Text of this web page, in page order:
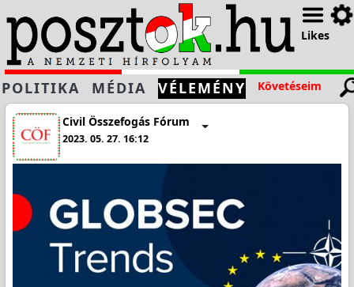
Likes
POLITIKA MÉDIA VÉLEMÉNY Követéseim
Civil Összefogás Fórum
2023. 05. 27. 16:12